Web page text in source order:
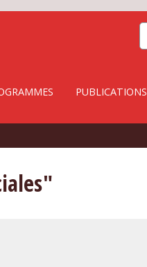
PUBLICATIONS